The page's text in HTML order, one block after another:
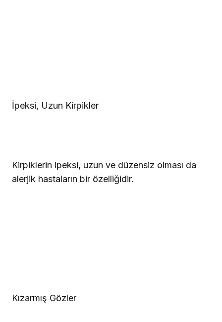
İpeksi, Uzun Kirpikler
Kirpiklerin ipeksi, uzun ve düzensiz olması da
alerjik hastaların bir özelliğidir.
Kızarmış Gözler